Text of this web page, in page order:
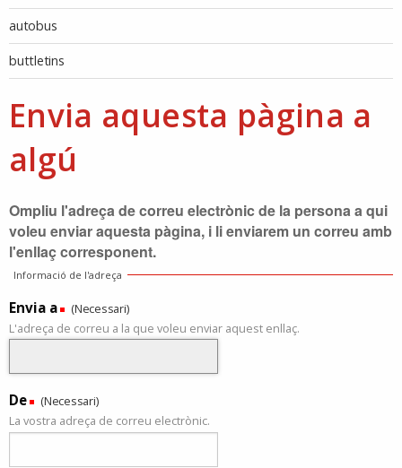
autobus
buttletins
Envia aquesta pàgina a
algú
Ompliu l'adreça de correu electrònic de la persona a qui
voleu enviar aquesta pàgina, i li enviarem un correu amb
l'enllaç corresponent.
Informació de l'adreça
Envia a
(Necessari)
L'adreça de correu a la que voleu enviar aquest enllaç.
De
(Necessari)
La vostra adreça de correu electrònic.